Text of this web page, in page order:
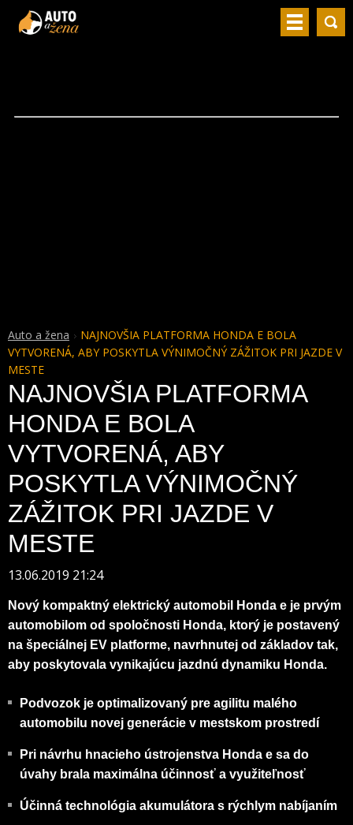
Auto a žena
NAJNOVŠIA PLATFORMA HONDA E BOLA
VYTVORENÁ, ABY POSKYTLA VÝNIMOČNÝ ZÁŽITOK PRI JAZDE V
MESTE
NAJNOVŠIA PLATFORMA
HONDA E BOLA
VYTVORENÁ, ABY
POSKYTLA VÝNIMOČNÝ
ZÁŽITOK PRI JAZDE V
MESTE
13.06.2019 21:24
Nový kompaktný elektrický automobil Honda e je prvým
automobilom od spoločnosti Honda, ktorý je postavený
na špeciálnej EV platforme, navrhnutej od základov tak,
aby poskytovala vynikajúcu jazdnú dynamiku Honda.
Podvozok je optimalizovaný pre agilitu malého
automobilu novej generácie v mestskom prostredí
Pri návrhu hnacieho ústrojenstva Honda e sa do
úvahy brala maximálna účinnosť a využiteľnosť
Účinná technológia akumulátora s rýchlym nabíjaním